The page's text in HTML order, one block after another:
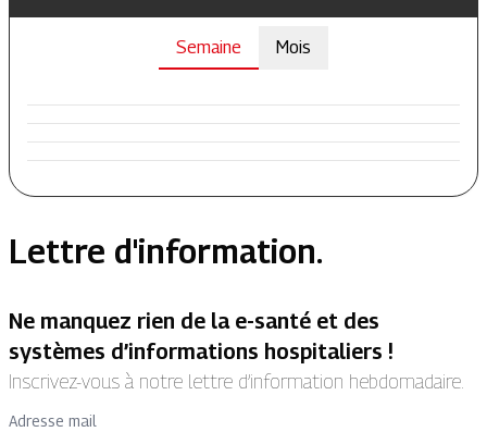
Semaine Mois
Lettre d'information.
Ne manquez rien de la e-santé et des
systèmes d’informations hospitaliers !
Inscrivez-vous à notre lettre d’information hebdomadaire.
Adresse mail